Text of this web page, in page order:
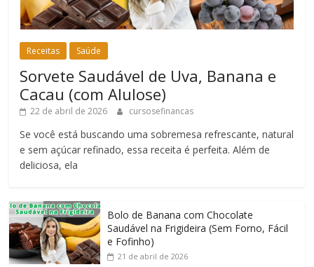
Receitas Saúde
Sorvete Saudável de Uva, Banana e
Cacau (com Alulose)
22 de abril de 2026 cursosefinancas
Se você está buscando uma sobremesa refrescante, natural
e sem açúcar refinado, essa receita é perfeita. Além de
deliciosa, ela
Bolo de Banana com Chocolate
Saudável na Frigideira (Sem Forno, Fácil
e Fofinho)
21 de abril de 2026